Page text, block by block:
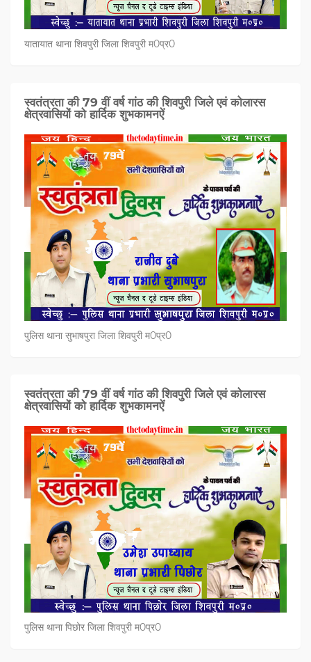
यातायात थाना शिवपुरी जिला शिवपुरी म0प्र0
स्वतंत्रता की 79 वीं वर्ष गांठ की शिवपुरी जिले एवं कोलारस
क्षेत्रवासियों को हार्दिक शुभकामनऐं
पुलिस थाना सुभाषपुरा जिला शिवपुरी म0प्र0
स्वतंत्रता की 79 वीं वर्ष गांठ की शिवपुरी जिले एवं कोलारस
क्षेत्रवासियों को हार्दिक शुभकामनऐं
पुलिस थाना पिछोर जिला शिवपुरी म0प्र0